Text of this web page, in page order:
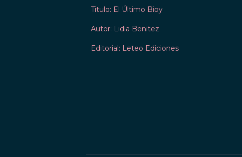
Titulo: El Último Bioy
Autor: Lidia Benitez
Editorial: Leteo Ediciones